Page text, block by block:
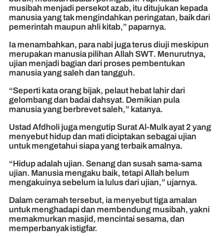
musibah menjadi persekot azab, itu ditujukan kepada
manusia yang tak mengindahkan peringatan, baik dari
pemerintah maupun ahli kitab,” paparnya.
Ia menambahkan, para nabi juga terus diuji meskipun
merupakan manusia pilihan Allah SWT. Menurutnya,
ujian menjadi bagian dari proses pembentukan
manusia yang saleh dan tangguh.
“Seperti kata orang bijak, pelaut hebat lahir dari
gelombang dan badai dahsyat. Demikian pula
manusia yang berbrevet saleh,” katanya.
Ustad Afdholi juga mengutip Surat Al-Mulk ayat 2 yang
menyebut hidup dan mati diciptakan sebagai ujian
untuk mengetahui siapa yang terbaik amalnya.
“Hidup adalah ujian. Senang dan susah sama-sama
ujian. Manusia mengaku baik, tetapi Allah belum
mengakuinya sebelum ia lulus dari ujian,” ujarnya.
Dalam ceramah tersebut, ia menyebut tiga amalan
untuk menghadapi dan membendung musibah, yakni
memakmurkan masjid, mencintai sesama, dan
memperbanyak istigfar.